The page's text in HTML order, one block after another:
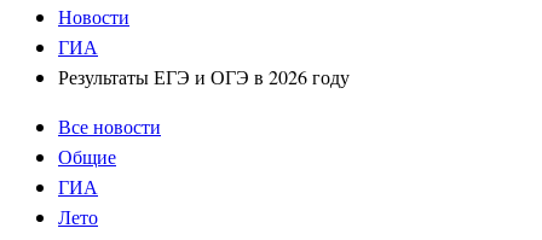
Новости
ГИА
Результаты ЕГЭ и ОГЭ в 2026 году
Все новости
Общие
ГИА
Лето